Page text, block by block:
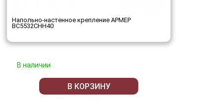
Напольно-настенное крепление АРМЕР
ВС5532СНН40
В наличии
В КОРЗИНУ